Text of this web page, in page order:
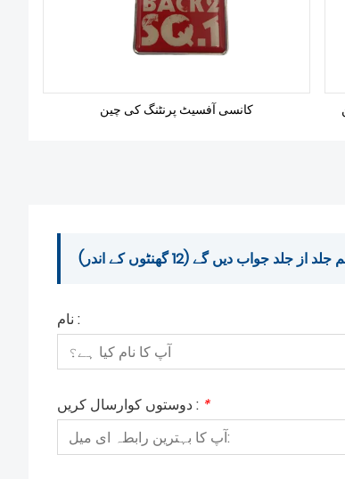
کانسی آفسیٹ پرنٹنگ کی چین
جواب دیں گے (12 گھنٹوں کے اندر)
نام :
دوستوں کوارسال کریں : *